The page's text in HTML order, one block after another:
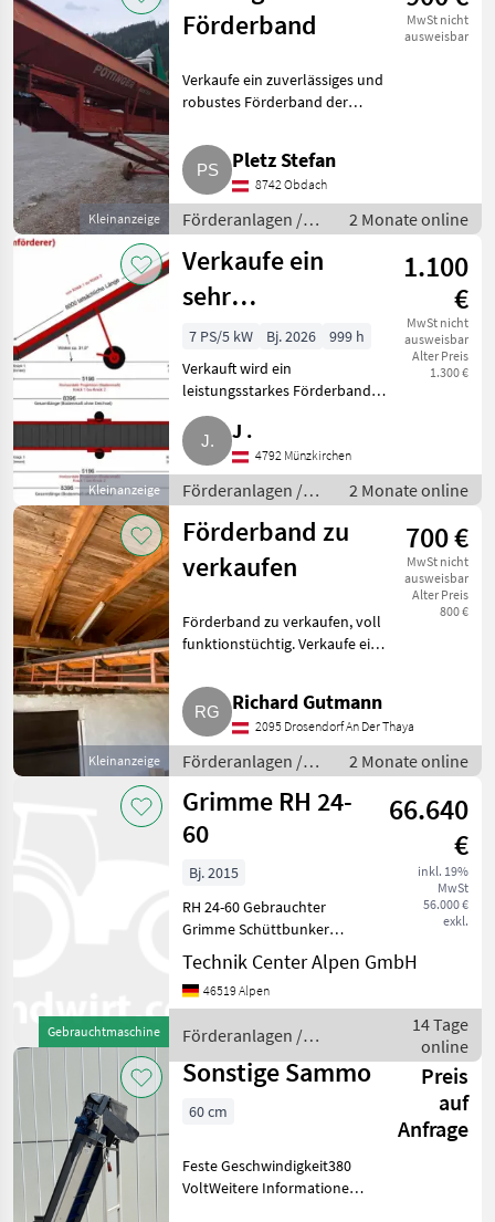
Kleinanzeige
Förderband
MwSt nicht
ausweisbar
Verkaufe ein zuverlässiges und
robustes Förderband der
einer Gesamtlänge von 10 m.
Das Band eignet sich ideal für
den Transport von Heu,
Pletz Stefan
8742 Obdach
Förderanlagen /
Förderbänder
2 Monate online
Kleinanzeige
Verkaufe ein
sehr
leistungsstarkes
Förderband
1.100
€
MwSt nicht
ausweisbar
Alter Preis
1.300 €
7 PS/5 kW Bj. 2026
999 h
Verkauft wird ein
leistungsstarkes Förderband
bzw. Kratzbodenband in Z-
Form. Durch die gerade
Aufnahmefläche ist das
Beladen mit Kipper oder
Ladewagen besonders einf
J .
4792 Münzkirchen
Förderanlagen /
Förderbänder
2 Monate online
Kleinanzeige
Förderband zu
verkaufen
700 €
MwSt nicht
ausweisbar
Alter Preis
800 €
Förderband zu verkaufen, voll
funktionstüchtig. Verkaufe ein
funktionstüchtigem Zustand.
Wurde zuletzt zum Transport
von Hackgut verwe
Richard Gutmann
2095 Drosendorf An Der Thaya
Förderanlagen /
Förderbänder
2 Monate online
Gebrauchtmaschine
Grimme RH 24-
60
66.640
€
inkl. 19%
MwSt
56.000 €
exkl.
Bj. 2015
RH 24-60 Gebrauchter
Grimme Schüttbunker
Enterdung 2, 4 m mit 9 PU-
Spiralwalzen Gefedertes
höhenverstellb.
längeres Erdabfuhrband
Turbo-Clean
Technik Center Alpen GmbH
46519 Alpen
Förderanlagen /
Grimme
14 Tage
online
Sonstige Sammo
Preis
auf
Anfrage
60 cm
Feste Geschwindigkeit380
VoltWeitere Informationen